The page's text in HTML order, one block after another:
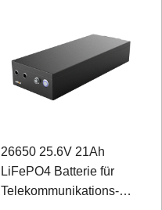
26650 25.6V 21Ah
LiFePO4 Batterie für
Telekommunikations-